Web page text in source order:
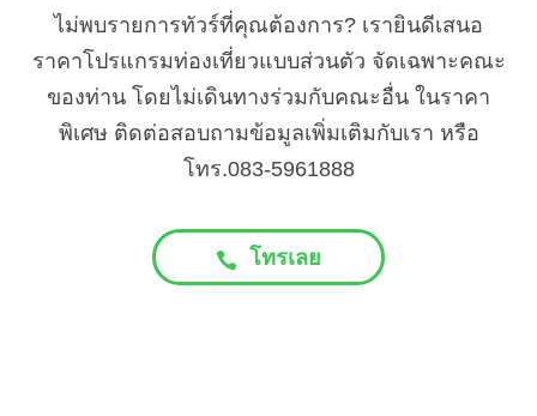
ไม่พบรายการทัวร์ที่คุณต้องการ? เรายินดีเสนอ
ราคาโปรแกรมท่องเที่ยวแบบส่วนตัว จัดเฉพาะคณะ
ของท่าน โดยไม่เดินทางร่วมกับคณะอื่น ในราคา
พิเศษ ติดต่อสอบถามข้อมูลเพิ่มเติมกับเรา หรือ
โทร.083-5961888
โทรเลย